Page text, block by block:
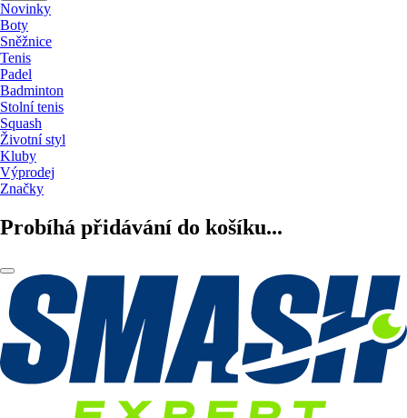
Novinky
Boty
Sněžnice
Tenis
Padel
Badminton
Stolní tenis
Squash
Životní styl
Kluby
Výprodej
Značky
Probíhá přidávání do košíku...